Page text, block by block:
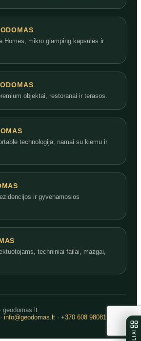
Homes, mikro glamping kapsulės ir
objektai, restoranai ir terasos.
technologija, namai su kiemu ir
ir gyvenamosios
techniniai failai, mazgai,
geodomas.lt
info@geodomas.lt ·+370 608 98081